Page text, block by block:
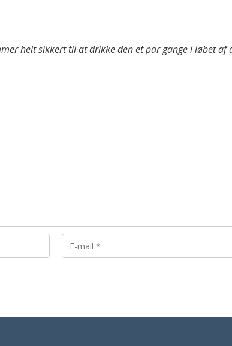
helt sikkert til at drikke den et par gange i løbet af